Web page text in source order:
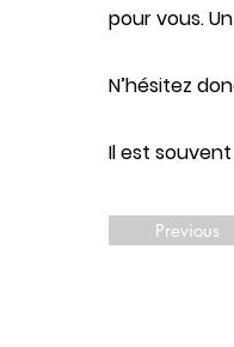
pour vous.
N’hésitez
Il est
Previous